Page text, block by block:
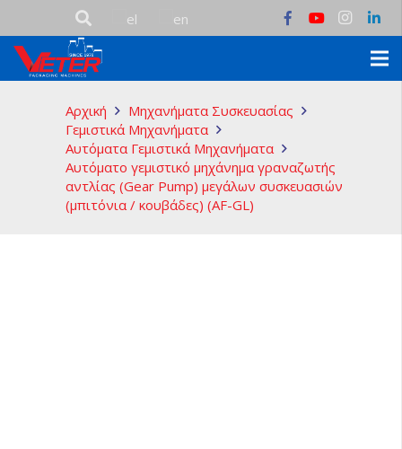
Αρχική
Μηχανήματα Συσκευασίας
Γεμιστικά Μηχανήματα
Αυτόματα Γεμιστικά Μηχανήματα
Αυτόματο γεμιστικό μηχάνημα γραναζωτής
αντλίας (Gear Pump) μεγάλων συσκευασιών
(μπιτόνια / κουβάδες) (AF-GL)